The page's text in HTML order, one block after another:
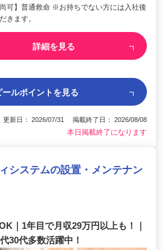
可】普通救命 ※お持ちでない方には入社後
きます。
詳細を見る
ールポイントを見る
更新日： 2026/07/31 掲載終了日： 2026/08/08
本日掲載終了になります
システムの設置・メンテナン
｜1年目で月収29万円以上も！｜
30代多数活躍中！